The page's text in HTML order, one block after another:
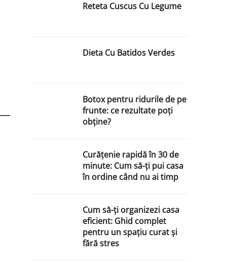
Reteta Cuscus Cu Legume
Dieta Cu Batidos Verdes
Botox pentru ridurile de pe
frunte: ce rezultate poți
obține?
Curățenie rapidă în 30 de
minute: Cum să-ți pui casa
în ordine când nu ai timp
Cum să-ți organizezi casa
eficient: Ghid complet
pentru un spațiu curat și
fără stres